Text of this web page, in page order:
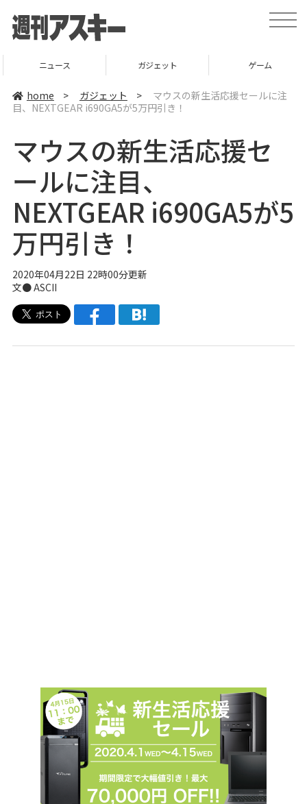
t
o
a
v
ニュース ガジェット ゲーム
home > ガジェット >
マウスの新生活応援セールに注
目、NEXTGEAR i690GA5が5万円引き！
マウスの新生活応援セ
ールに注目、
NEXTGEAR i690GA5が5
万円引き！
2020年04月22日 22時00分更新
文● ASCII